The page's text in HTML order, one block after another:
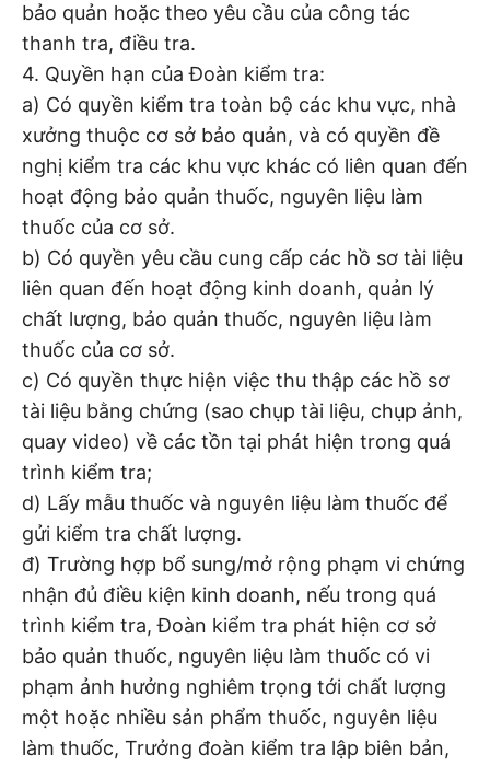
bảo quản hoặc theo yêu cầu của công tác
thanh tra, điều tra.
4. Quyền hạn của Đoàn kiểm tra:
a) Có quyền kiểm tra toàn bộ các khu vực, nhà
xưởng thuộc cơ sở bảo quản, và có quyền đề
nghị kiểm tra các khu vực khác có liên quan đến
hoạt động bảo quản thuốc, nguyên liệu làm
thuốc của cơ sở.
b) Có quyền yêu cầu cung cấp các hồ sơ tài liệu
liên quan đến hoạt động kinh doanh, quản lý
chất lượng, bảo quản thuốc, nguyên liệu làm
thuốc của cơ sở.
c) Có quyền thực hiện việc thu thập các hồ sơ
tài liệu bằng chứng (sao chụp tài liệu, chụp ảnh,
quay video) về các tồn tại phát hiện trong quá
trình kiểm tra;
d) Lấy mẫu thuốc và nguyên liệu làm thuốc để
gửi kiểm tra chất lượng.
đ) Trường hợp bổ sung/mở rộng phạm vi chứng
nhận đủ điều kiện kinh doanh, nếu trong quá
trình kiểm tra, Đoàn kiểm tra phát hiện cơ sở
bảo quản thuốc, nguyên liệu làm thuốc có vi
phạm ảnh hưởng nghiêm trọng tới chất lượng
một hoặc nhiều sản phẩm thuốc, nguyên liệu
làm thuốc, Trưởng đoàn kiểm tra lập biên bản,